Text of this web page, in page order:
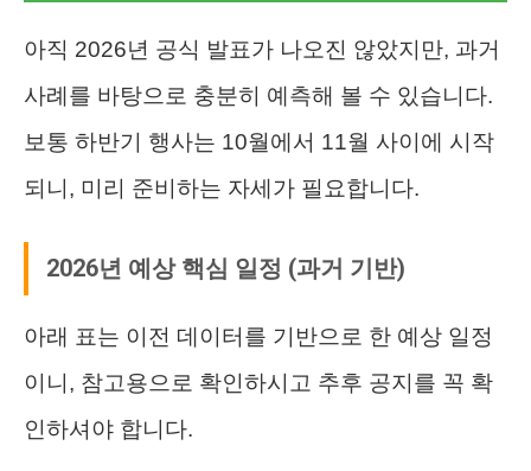
아직 2026년 공식 발표가 나오진 않았지만, 과거
사례를 바탕으로 충분히 예측해 볼 수 있습니다.
보통 하반기 행사는 10월에서 11월 사이에 시작
되니, 미리 준비하는 자세가 필요합니다.
2026년 예상 핵심 일정 (과거 기반)
아래 표는 이전 데이터를 기반으로 한 예상 일정
이니, 참고용으로 확인하시고 추후 공지를 꼭 확
인하셔야 합니다.